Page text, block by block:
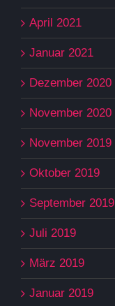
April 2021
Januar 2021
Dezember 2020
November 2020
November 2019
Oktober 2019
September 2019
Juli 2019
März 2019
Januar 2019